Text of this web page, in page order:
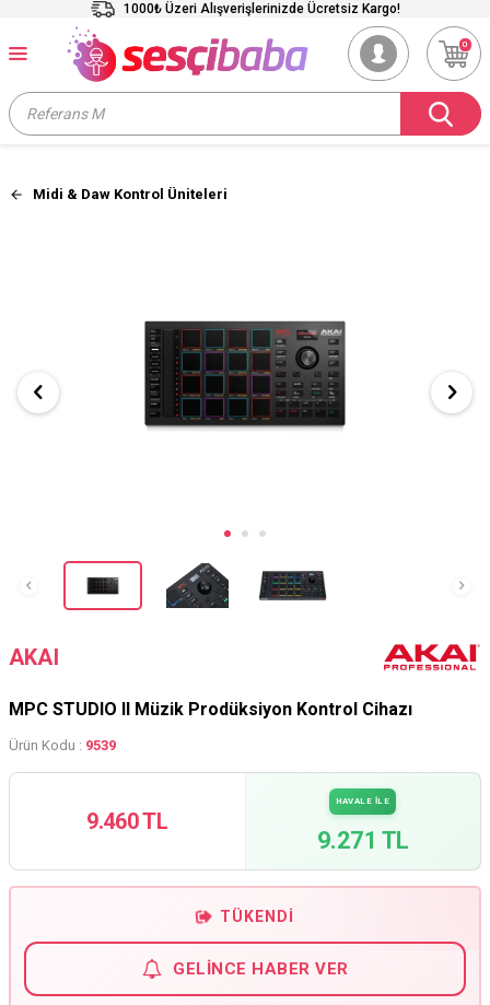
1000₺ Üzeri Alışverişlerinizde Ücretsiz Kargo!
0
Midi & Daw Kontrol Üniteleri
AKAI
MPC STUDIO II Müzik Prodüksiyon Kontrol Cihazı
Ürün Kodu : 9539
9.460 TL
HAVALE İLE
9.271 TL
TÜKENDI
GELINCE HABER VER